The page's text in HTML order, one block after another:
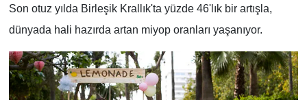
Son otuz yılda Birleşik Krallık'ta yüzde 46'lık bir artışla,
dünyada hali hazırda artan miyop oranları yaşanıyor.